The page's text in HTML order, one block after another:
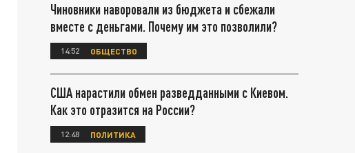
Чиновники наворовали из бюджета и сбежали
вместе с деньгами. Почему им это позволили?
14:52 ОБЩЕСТВО
США нарастили обмен разведданными с Киевом.
Как это отразится на России?
12:48 ПОЛИТИКА